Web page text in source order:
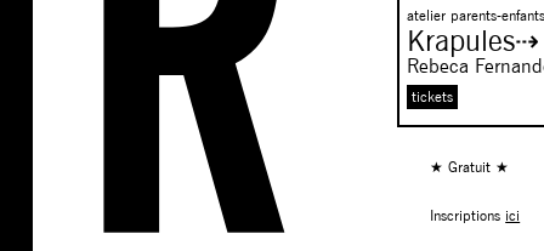
atelier parents-enfants
Rebeca
tickets
★ Gratuit ★
Inscriptions ici